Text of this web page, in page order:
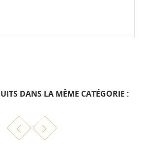
DANS LA MÊME CATÉGORIE :